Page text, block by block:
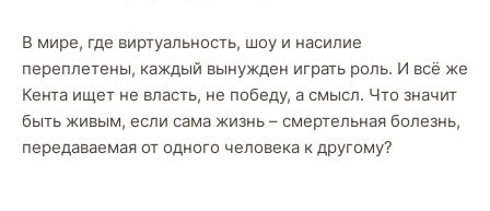
В мире, где виртуальность, шоу и насилие
переплетены, каждый вынужден играть роль. И всё же
Кента ищет не власть, не победу, а смысл. Что значит
быть живым, если сама жизнь – смертельная болезнь,
передаваемая от одного человека к другому?